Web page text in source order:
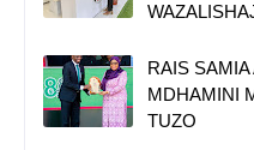
RAIS
MDHAMINI
TUZO